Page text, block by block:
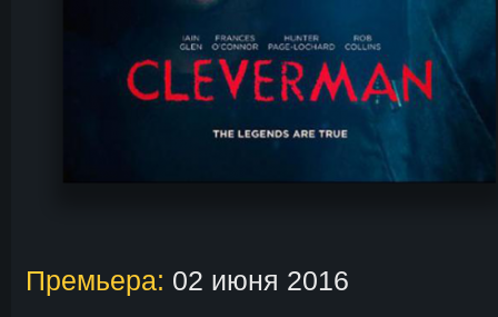
Премьера: 02 июня 2016